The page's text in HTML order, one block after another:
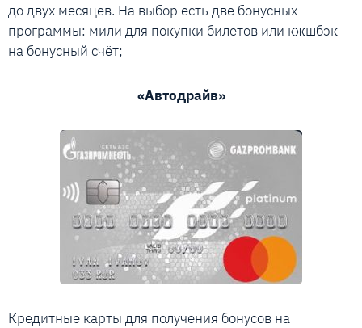
до двух месяцев. На выбор есть две бонусных
программы: мили для покупки билетов или кжшбэк
на бонусный счёт;
«Автодрайв»
Кредитные карты для получения бонусов на